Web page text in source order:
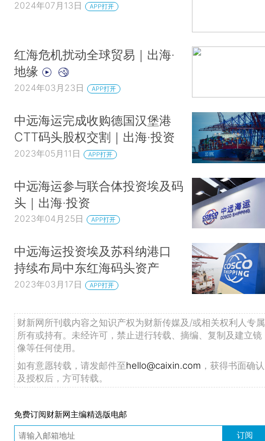
2024年07月13日 APP打开
红海危机扰动全球贸易｜出海·
地缘
2024年03月23日 APP打开
中远海运完成收购德国汉堡港
CTT码头股权交割｜出海·投资
2023年05月11日 APP打开
中远海运参与联合体投资埃及码
头｜出海·投资
2023年04月25日 APP打开
中远海运投资埃及苏科纳港口
持续布局中东红海码头资产
2023年03月17日 APP打开
财新网所刊载内容之知识产权为财新传媒及/或相关权利人专属
所有或持有。未经许可，禁止进行转载、摘编、复制及建立镜
像等任何使用。
如有意愿转载，请发邮件至hello@caixin.com ，获得书面确认
及授权后，方可转载。
免费订阅财新网主编精选版电邮
订阅